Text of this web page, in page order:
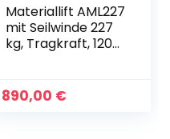
Materiallift AML227
mit Seilwinde 227
kg, Tragkraft, 1200
890,00 €